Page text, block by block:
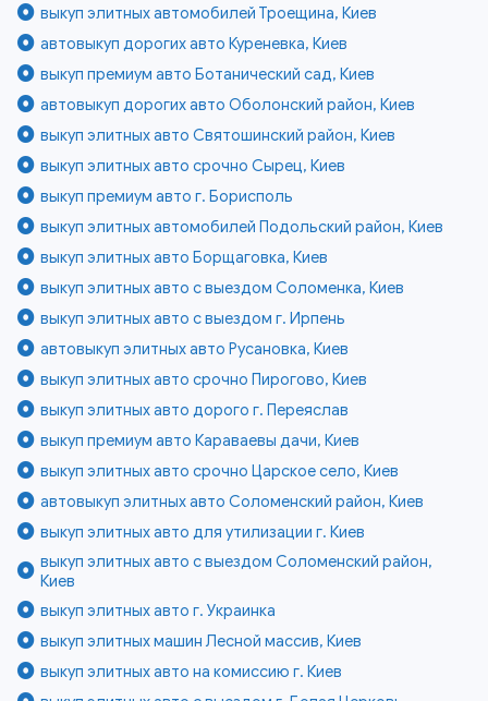
выкуп элитных автомобилей Троещина, Киев
автовыкуп дорогих авто Куреневка, Киев
выкуп премиум авто Ботанический сад, Киев
автовыкуп дорогих авто Оболонский район, Киев
выкуп элитных авто Святошинский район, Киев
выкуп элитных авто срочно Сырец, Киев
выкуп премиум авто г. Борисполь
выкуп элитных автомобилей Подольский район, Киев
выкуп элитных авто Борщаговка, Киев
выкуп элитных авто с выездом Соломенка, Киев
выкуп элитных авто с выездом г. Ирпень
автовыкуп элитных авто Русановка, Киев
выкуп элитных авто срочно Пирогово, Киев
выкуп элитных авто дорого г. Переяслав
выкуп премиум авто Караваевы дачи, Киев
выкуп элитных авто срочно Царское село, Киев
автовыкуп элитных авто Соломенский район, Киев
выкуп элитных авто для утилизации г. Киев
выкуп элитных авто с выездом Соломенский район,
Киев
выкуп элитных авто г. Украинка
выкуп элитных машин Лесной массив, Киев
выкуп элитных авто на комиссию г. Киев